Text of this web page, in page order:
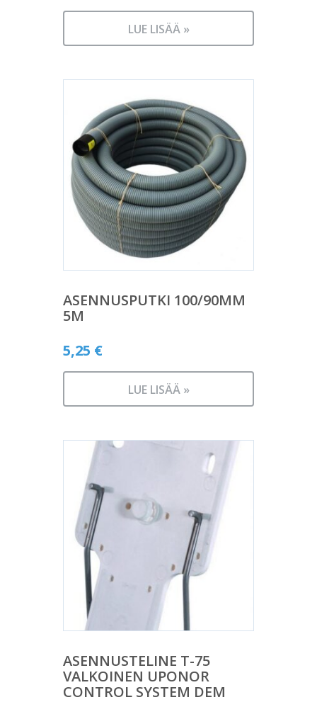
LUE LISÄÄ »
ASENNUSPUTKI 100/90MM
5M
5,25 €
LUE LISÄÄ »
ASENNUSTELINE T-75
VALKOINEN UPONOR
CONTROL SYSTEM DEM